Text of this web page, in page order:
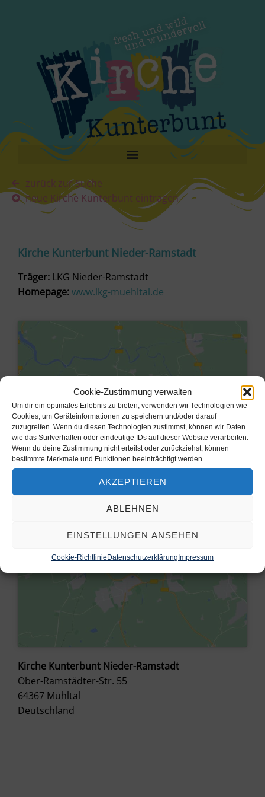
Cookie-Zustimmung verwalten
Um dir ein optimales Erlebnis zu bieten, verwenden wir Technologien wie
Cookies, um Geräteinformationen zu speichern und/oder darauf
zuzugreifen. Wenn du diesen Technologien zustimmst, können wir Daten
wie das Surfverhalten oder eindeutige IDs auf dieser Website verarbeiten.
Wenn du deine Zustimmung nicht erteilst oder zurückziehst, können
bestimmte Merkmale und Funktionen beeinträchtigt werden.
AKZEPTIEREN
ABLEHNEN
EINSTELLUNGEN ANSEHEN
Cookie-Richtlinie Datenschutzerklärung Impressum
zurück zur Suche
neue Kirche Kunterbunt eintragen
Kirche Kunterbunt Nieder-Ramstadt
Träger: LKG Nieder-Ramstadt
Homepage:www.lkg-muehltal.de
Klicke hier, um Marketing-Cookies
zu akzeptieren und diesen Inhalt zu
aktivieren
Kirche Kunterbunt Nieder-Ramstadt
Ober-Ramstädter-Str. 55
64367 Mühltal
Deutschland